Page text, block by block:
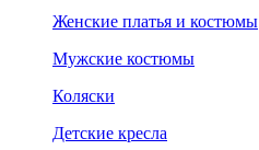
Женские платья и костюмы
Мужские костюмы
Коляски
Детские кресла